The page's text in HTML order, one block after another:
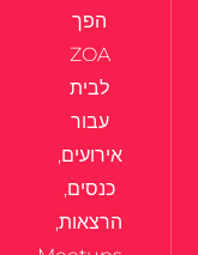
הפך
ZOA
לבית
עבור
אירועים,
כנסים,
הרצאות,